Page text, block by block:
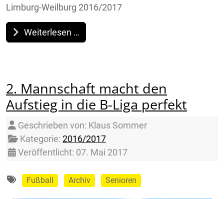
Limburg-Weilburg 2016/2017
Weiterlesen …
2. Mannschaft macht den
Aufstieg in die B-Liga perfekt
Details
Geschrieben von: Klaus Sommer
Kategorie: 2016/2017
Veröffentlicht: 07. Mai 2017
Fußball Archiv Senioren